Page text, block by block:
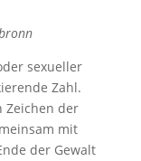
sexueller
Zahl.
Zeichen der
mit
der Gewalt